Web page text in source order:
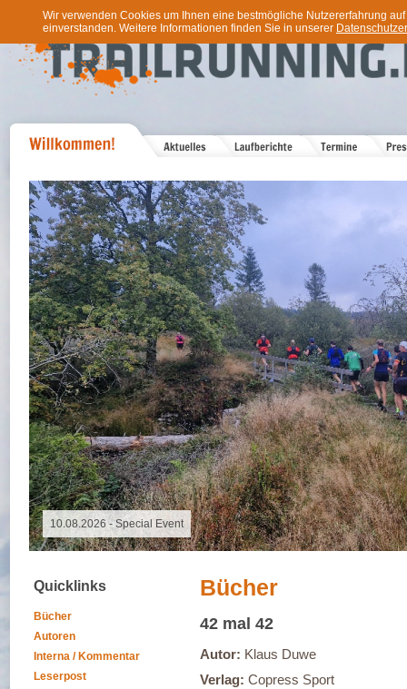
Wir verwenden Cookies um Ihnen eine bestmögliche Nutzererfahrung
einverstanden. Weitere Informationen finden Sie in unserer
10.08.2026 -
Quicklinks
Bücher
Autoren
Interna / Kommentar
Leserpost
Bücher
42 mal 42
Autor: Klaus Duwe
Verlag: Copress Sport